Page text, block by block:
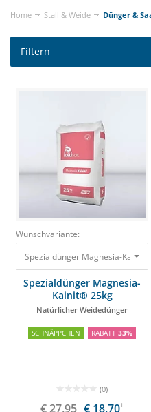
Home Stall & Weide Dünger &
Filtern
Wunschvariante:
Spezialdünger Magnesia-
Spezialdünger Magnesia-
Kainit® 25kg
Natürlicher Weidedünger
SCHNÄPPCHEN RABATT 33%
(0)
€ 27,95 € 18,701